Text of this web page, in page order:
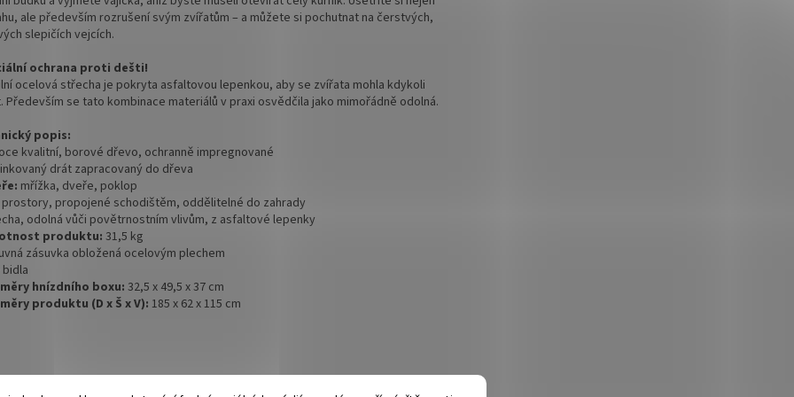
ale především rozrušení svým zvířatům – a můžete si pochutnat na čerstvých,
slepičích vejcích.
ochrana proti dešti!
ocelová střecha je pokryta asfaltovou lepenkou, aby se zvířata mohla kdykoli
Především se tato kombinace materiálů v praxi osvědčila jako mimořádně odolná.
popis:
kvalitní, borové dřevo, ochranně impregnované
drát zapracovaný do dřeva
mřížka, dveře, poklop
prostory, propojené schodištěm, oddělitelné do zahrady
odolná vůči povětrnostním vlivům, z asfaltové lepenky
produktu: 31,5 kg
zásuvka obložená ocelovým plechem
hnízdního boxu:32,5 x 49,5 x 37 cm
produktu (D x Š x V): 185 x 62 x 115 cm